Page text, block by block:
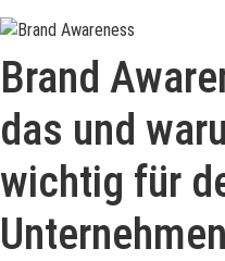
Brand
das und
wichtig für